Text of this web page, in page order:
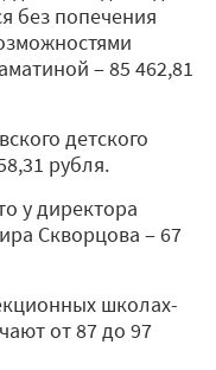
без попечения
‒ 85 462,81
детского
рубля.
у директора
Скворцова ‒ 67
школах-
от 87 до 97